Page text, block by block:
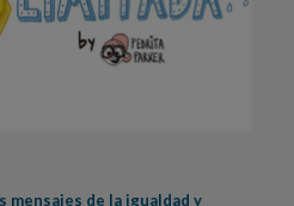
mensajes de la igualdad y